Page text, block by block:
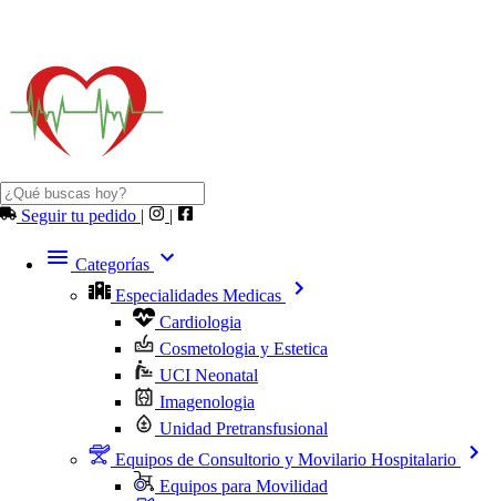
Seguir tu pedido | |
Categorías
Especialidades Medicas
Cardiologia
Cosmetologia y Estetica
UCI Neonatal
Imagenologia
Unidad Pretransfusional
Equipos de Consultorio y Movilario Hospitalario
Equipos para Movilidad